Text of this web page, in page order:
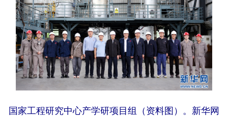
国家工程研究中心产学研项目组（资料图）。新华网